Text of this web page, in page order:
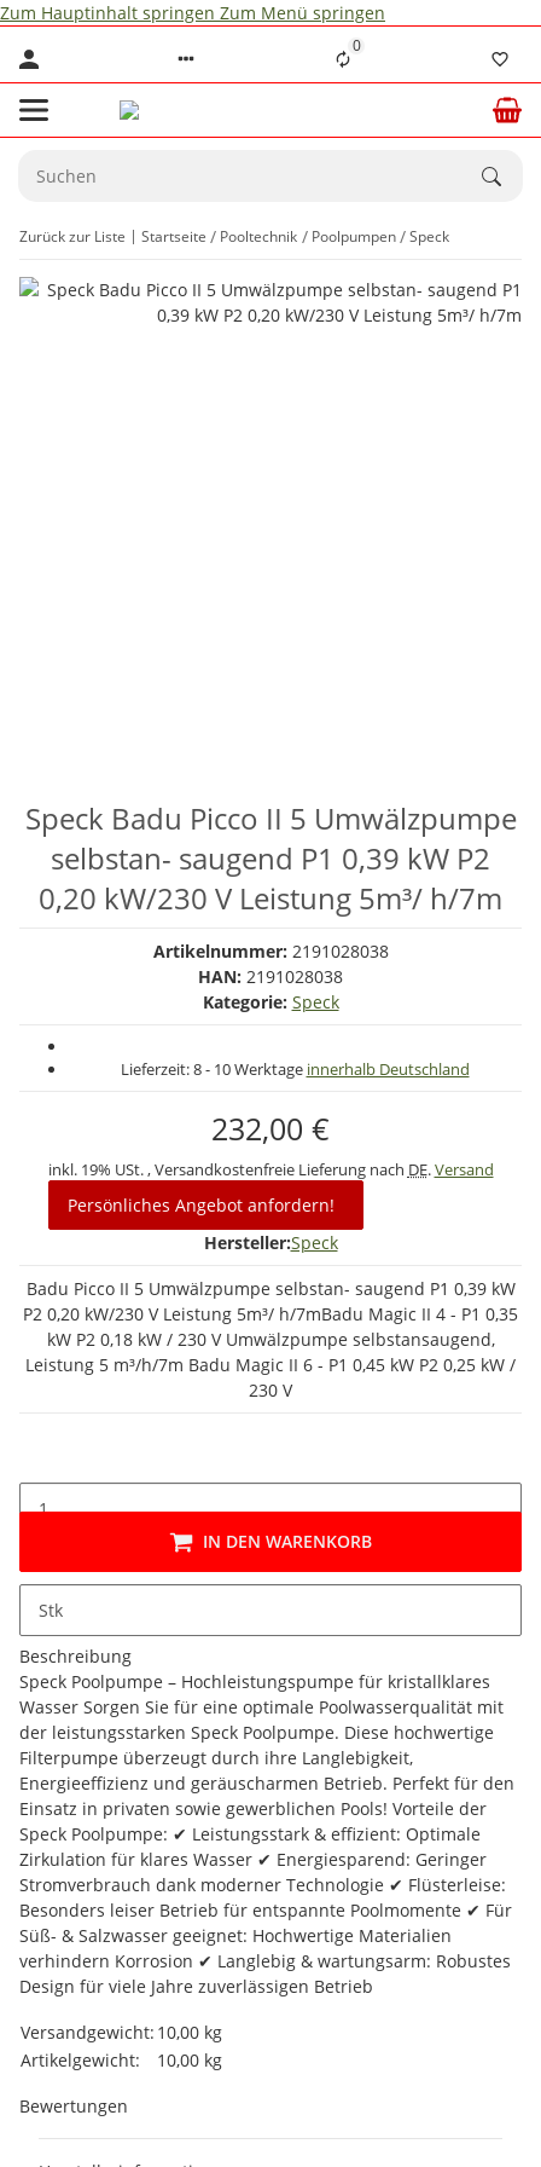
Zum Hauptinhalt springen Zum Menü springen
0
Zurück zur Liste Startseite Pooltechnik Poolpumpen Speck
Speck Badu Picco II 5 Umwälzpumpe
selbstan- saugend P1 0,39 kW P2
0,20 kW/230 V Leistung 5m³/ h/7m
Artikelnummer: 2191028038
HAN: 2191028038
Kategorie: Speck
Lieferzeit:8 - 10 Werktage innerhalb Deutschland
232,00 €
inkl. 19% USt. , Versandkostenfreie Lieferung nach DE.Versand
Persönliches Angebot anfordern!
Hersteller:Speck
Badu Picco II 5 Umwälzpumpe selbstan- saugend P1 0,39 kW
P2 0,20 kW/230 V Leistung 5m³/ h/7mBadu Magic II 4 - P1 0,35
kW P2 0,18 kW / 230 V Umwälzpumpe selbstansaugend,
Leistung 5 m³/h/7m Badu Magic II 6 - P1 0,45 kW P2 0,25 kW /
230 V
Stk
IN DEN WARENKORB
Beschreibung
Speck Poolpumpe – Hochleistungspumpe für kristallklares
Wasser Sorgen Sie für eine optimale Poolwasserqualität mit
der leistungsstarken Speck Poolpumpe. Diese hochwertige
Filterpumpe überzeugt durch ihre Langlebigkeit,
Energieeffizienz und geräuscharmen Betrieb. Perfekt für den
Einsatz in privaten sowie gewerblichen Pools! Vorteile der
Speck Poolpumpe: ✔ Leistungsstark & effizient: Optimale
Zirkulation für klares Wasser ✔ Energiesparend: Geringer
Stromverbrauch dank moderner Technologie ✔ Flüsterleise:
Besonders leiser Betrieb für entspannte Poolmomente ✔ Für
Süß- & Salzwasser geeignet: Hochwertige Materialien
verhindern Korrosion ✔ Langlebig & wartungsarm: Robustes
Design für viele Jahre zuverlässigen Betrieb
Produkteigenschaft
Wert
Versandgewicht: 10,00 kg
Artikelgewicht:
10,00 kg
Bewertungen